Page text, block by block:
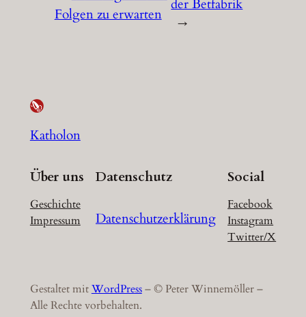
Folgen zu erwarten
der Betfabrik
→
Katholon
Über uns
Geschichte
Impressum
Datenschutz
Datenschutzerklärung
Social
Facebook
Instagram
Twitter/X
Gestaltet mitWordPress– © Peter Winnemöller –
Alle Rechte vorbehalten.